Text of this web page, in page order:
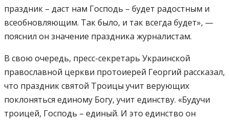
праздник – даст нам Господь – будет радостным и
всеобновляющим. Так было, и так всегда будет», —
пояснил он значение праздника журналистам.
В свою очередь, пресс-секретарь Украинской
православной церкви протоиерей Георгий рассказал,
что праздник святой Троицы учит верующих
поклоняться единому Богу, учит единству. «Будучи
троицей, Господь – единый. И это единство он